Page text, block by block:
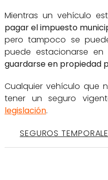
Mientras un vehículo
pagar el impuesto
pero tampoco se
puede estacionarse
guardarse en propiedad
Cualquier vehículo que
tener un seguro
legislación.
SEGUROS